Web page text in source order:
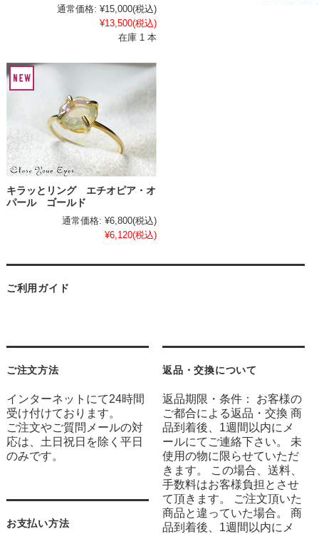
通常価格: ¥15,000(税込)
¥13,500(税込)
在庫 1 本
キラッとリング エチオピア・オ
パール ゴールド
通常価格: ¥6,800(税込)
¥6,120(税込)
ご利用ガイド
ご注文方法
インターネットにて24時間
受け付けております。
ご注文やご質問メールの対
応は、土日祝日を除く平日
のみです。
お支払い方法
返品・交換について
返品期限・条件： お客様の
ご都合による返品・交換 商
品到着後、1週間以内にメ
ールにてご連絡下さい。 未
使用の物に限らせていただ
きます。 この場合、送料、
手数料はお客様負担とさせ
て頂きます。 ご注文頂いた
商品と違っていた場合。 商
品到着後、1週間以内にメ